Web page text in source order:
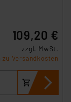
109,20 €
zzgl. MwSt.
Versandkosten